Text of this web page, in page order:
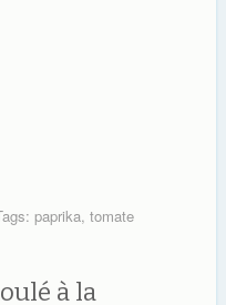
paprika, tomate
à la